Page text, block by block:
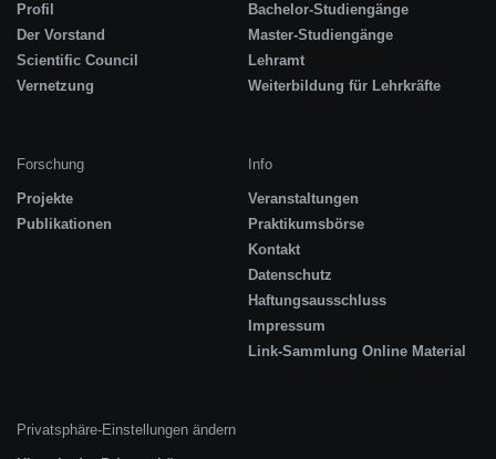
Profil
Der Vorstand
Scientific Council
Vernetzung
Bachelor-Studiengänge
Master-Studiengänge
Lehramt
Weiterbildung für Lehrkräfte
Forschung
Projekte
Publikationen
Info
Veranstaltungen
Praktikumsbörse
Kontakt
Datenschutz
Haftungsausschluss
Impressum
Link-Sammlung Online Material
Privatsphäre-Einstellungen ändern